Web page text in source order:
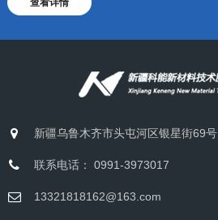
查看详情
新疆乌鲁木齐市头屯河区银星街69号
联系电话： 0991-3973017
13321818162@163.com